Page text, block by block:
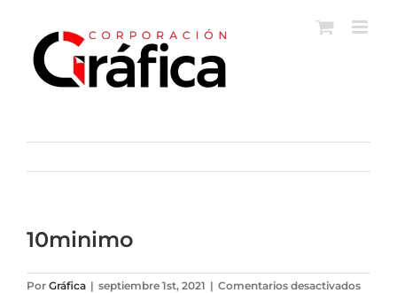
contenido
10minimo
Por Gráfica | septiembre 1st, 2021 | Comentarios desactivadosen